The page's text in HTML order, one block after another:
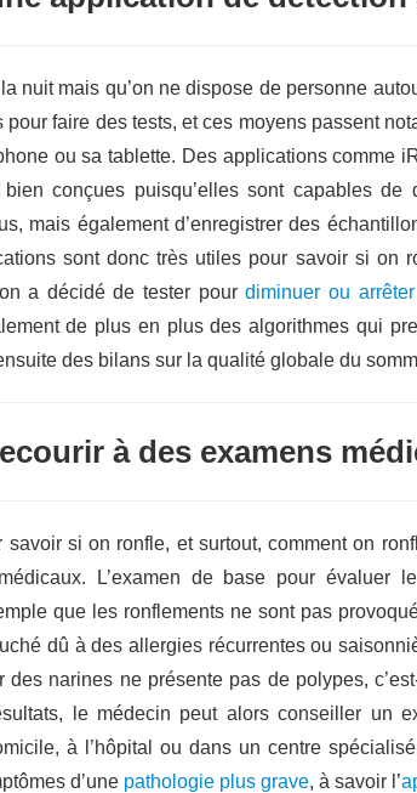
nuit mais qu’on ne dispose de personne
faire des tests, et ces moyens passent
ou sa tablette. Des applications comme
conçues puisqu’elles sont capables
mais également d’enregistrer des
sont donc très utiles pour savoir si on
a décidé de tester pourdiminuer ou
de plus en plus des algorithmes qui
des bilans sur la qualité globale du
à des examens
savoir si on ronfle, et surtout, comment on
L’examen de base pour évaluer
que les ronflements ne sont pas
dû à des allergies récurrentes ou
des narines ne présente pas de polypes,
le médecin peut alors conseiller un
à l’hôpital ou dans un centre
d’une pathologie plus grave, à savoir l’